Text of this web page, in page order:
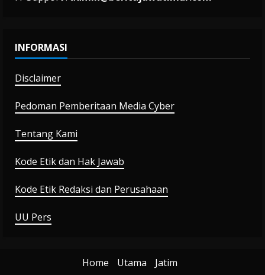
INFORMASI
Disclaimer
Pedoman Pemberitaan Media Cyber
Tentang Kami
Kode Etik dan Hak Jawab
Kode Etik Redaksi dan Perusahaan
UU Pers
Home Utama Jatim